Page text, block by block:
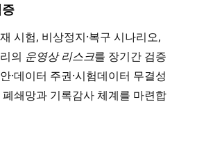
시험, 비상정지·복구 시나리오,
의 운영상 리스크를 장기간 검증
·데이터 주권·시험데이터 무결성
쇄망과 기록감사 체계를 마련합